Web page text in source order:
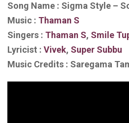
Song Name : Sigma Style –
Music : Thaman S
Singers : Thaman S, Smile
Lyricist : Vivek, Super Subbu
Music Credits : Saregama